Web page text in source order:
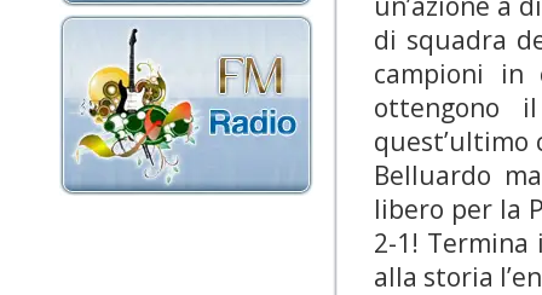
di squadra
campioni in
ottengono il
quest’ultimo
Belluardo
libero per la
2-1! Termina
alla storia